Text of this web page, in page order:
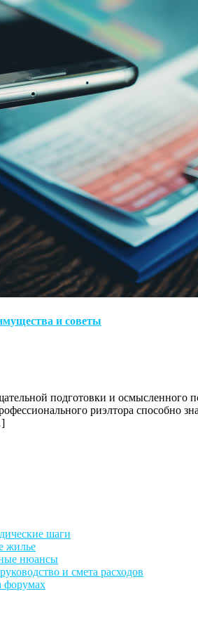
и советы
подготовки и осмысленного
риэлтора способно
шаги
жилье
нюансы
и смета расходов
форумах